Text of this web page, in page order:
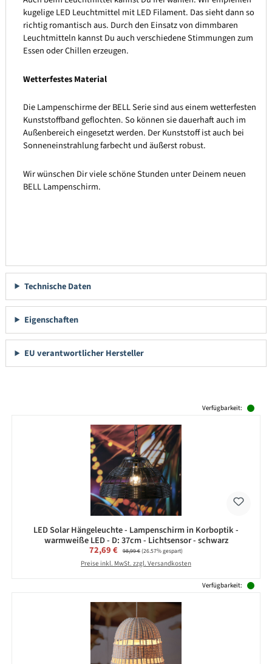
kugelige LED Leuchtmittel mit LED Filament. Das sieht dann so
richtig romantisch aus. Durch den Einsatz von dimmbaren
Leuchtmitteln kannst Du auch verschiedene Stimmungen zum
Essen oder Chillen erzeugen.
Wetterfestes Material
Die Lampenschirme der BELL Serie sind aus einem wetterfesten
Kunststoffband geflochten. So können sie dauerhaft auch im
Außenbereich eingesetzt werden. Der Kunststoff ist auch bei
Sonneneinstrahlung farbecht und äußerst robust.
Wir wünschen Dir viele schöne Stunden unter Deinem neuen
BELL Lampenschirm.
Technische Daten
Eigenschaften
EU verantwortlicher Hersteller
Verfügbarkeit:
LED Solar Hängeleuchte - Lampenschirm in Korboptik -
warmweiße LED - D: 37cm - Lichtsensor - schwarz
Verkaufspreis:
72,69 € Regulärer Preis:
98,99 €(26.57% gespart)
Preise inkl. MwSt. zzgl. Versandkosten
Verfügbarkeit: